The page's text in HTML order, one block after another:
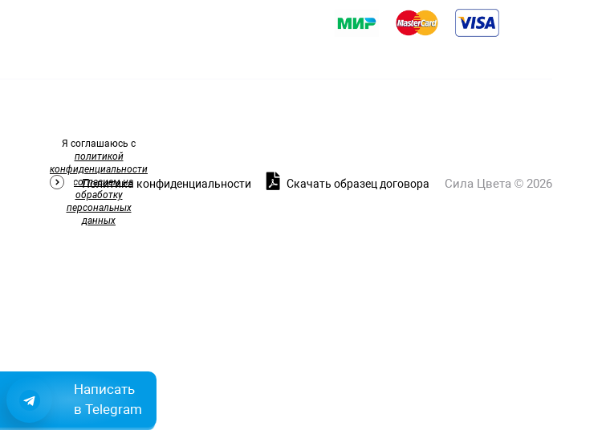
Я соглашаюсь с
политикой
конфиденциальности
согласием на
обработку
персональных
данных
Политика конфиденциальности Скачать образец договора Сила Цвета © 2026
Написать
в Telegram